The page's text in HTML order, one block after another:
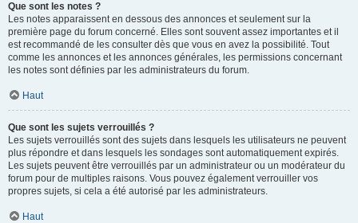
Que sont les notes ?
Les notes apparaissent en dessous des annonces et seulement sur la
première page du forum concerné. Elles sont souvent assez importantes et il
est recommandé de les consulter dès que vous en avez la possibilité. Tout
comme les annonces et les annonces générales, les permissions concernant
les notes sont définies par les administrateurs du forum.
Haut
Que sont les sujets verrouillés ?
Les sujets verrouillés sont des sujets dans lesquels les utilisateurs ne peuvent
plus répondre et dans lesquels les sondages sont automatiquement expirés.
Les sujets peuvent être verrouillés par un administrateur ou un modérateur du
forum pour de multiples raisons. Vous pouvez également verrouiller vos
propres sujets, si cela a été autorisé par les administrateurs.
Haut